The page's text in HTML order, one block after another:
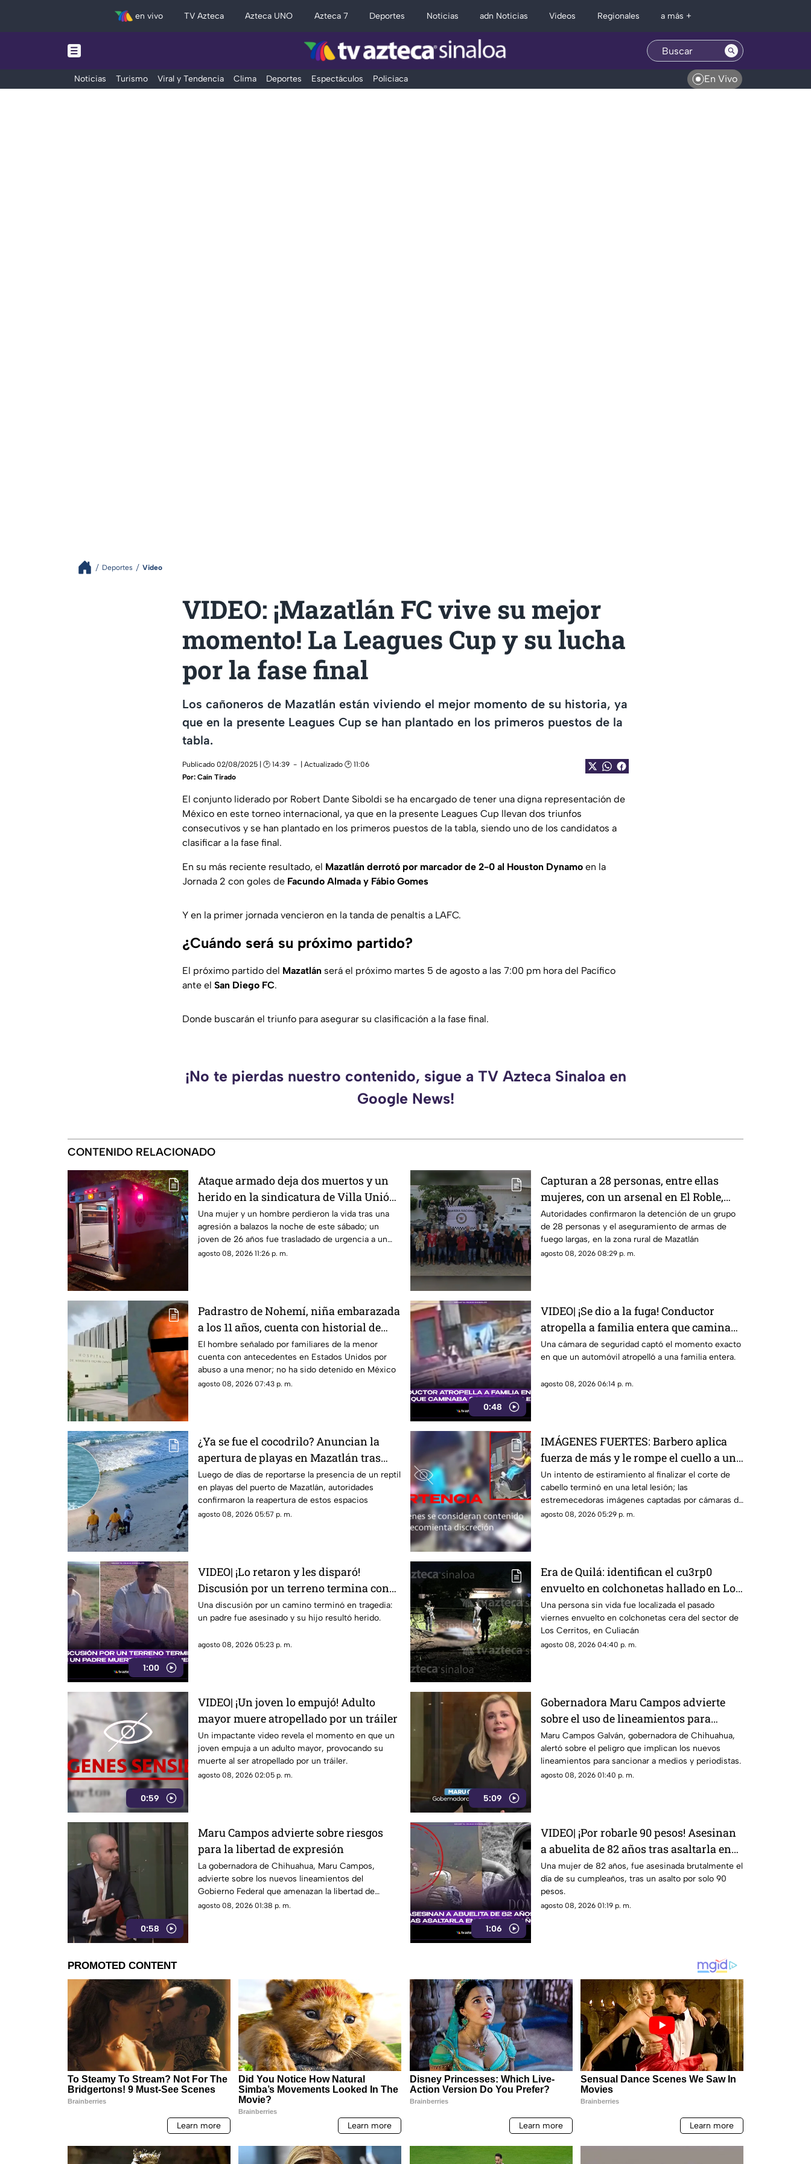
en vivo TV Azteca Azteca UNO Azteca 7 Deportes Noticias adn Noticias Videos Regionales a más +
Noticias Turismo Viral y Tendencia Clima Deportes Espectáculos Policiaca En Vivo
Deportes Video
VIDEO: ¡Mazatlán FC vive su mejor
momento! La Leagues Cup y su lucha
por la fase final
Los cañoneros de Mazatlán están viviendo el mejor momento de su historia, ya
que en la presente Leagues Cup se han plantado en los primeros puestos de la
tabla.
Publicado 02/08/2025 | 🕑 14:39
| Actualizado 🕑 11:06
Por: Caín Tirado
El conjunto liderado por Robert Dante Siboldi se ha encargado de tener una digna representación de
México en este torneo internacional, ya que en la presente Leagues Cup llevan dos triunfos
consecutivos y se han plantado en los primeros puestos de la tabla, siendo uno de los candidatos a
clasificar a la fase final.
En su más reciente resultado, el Mazatlán derrotó por marcador de 2-0 al Houston Dynamo en la
Jornada 2 con goles de Facundo Almada y Fábio Gomes
Y en la primer jornada vencieron en la tanda de penaltis a LAFC.
¿Cuándo será su próximo partido?
El próximo partido del Mazatlán será el próximo martes 5 de agosto a las 7:00 pm hora del Pacífico
ante el San Diego FC.
Donde buscarán el triunfo para asegurar su clasificación a la fase final.
¡No te pierdas nuestro contenido, sigue a TV Azteca Sinaloa en
Google News!
CONTENIDO RELACIONADO
Ataque armado deja dos muertos y un
herido en la sindicatura de Villa Unión,
Mazatlán
Una mujer y un hombre perdieron la vida tras una
agresión a balazos la noche de este sábado; un
joven de 26 años fue trasladado de urgencia a un
hospital
agosto 08, 2026 11:26 p. m.
Capturan a 28 personas, entre ellas
mujeres, con un arsenal en El Roble,
Mazatlán
Autoridades confirmaron la detención de un grupo
de 28 personas y el aseguramiento de armas de
fuego largas, en la zona rural de Mazatlán
agosto 08, 2026 08:29 p. m.
Padrastro de Nohemí, niña embarazada
a los 11 años, cuenta con historial de
abus0; familiares lo acusan
El hombre señalado por familiares de la menor
cuenta con antecedentes en Estados Unidos por
abuso a una menor; no ha sido detenido en México
agosto 08, 2026 07:43 p. m.
0:48
VIDEO| ¡Se dio a la fuga! Conductor
atropella a familia entera que caminaba
sobre la calle
Una cámara de seguridad captó el momento exacto
en que un automóvil atropelló a una familia entera.
agosto 08, 2026 06:14 p. m.
¿Ya se fue el cocodrilo? Anuncian la
apertura de playas en Mazatlán tras
cuatro días cerradas
Luego de días de reportarse la presencia de un reptil
en playas del puerto de Mazatlán, autoridades
confirmaron la reapertura de estos espacios
agosto 08, 2026 05:57 p. m.
IMÁGENES FUERTES: Barbero aplica
fuerza de más y le rompe el cuello a un
cliente en pleno corte
Un intento de estiramiento al finalizar el corte de
cabello terminó en una letal lesión; las
estremecedoras imágenes captadas por cámaras de
seguridad se hicieron virales
agosto 08, 2026 05:29 p. m.
1:00
VIDEO| ¡Lo retaron y les disparó!
Discusión por un terreno termina con
un padre muerto y su hijo herido
Una discusión por un camino terminó en tragedia:
un padre fue asesinado y su hijo resultó herido.
agosto 08, 2026 05:23 p. m.
Era de Quilá: identifican el cu3rp0
envuelto en colchonetas hallado en Los
Cerritos, Culiacán
Una persona sin vida fue localizada el pasado
viernes envuelto en colchonetas cera del sector de
Los Cerritos, en Culiacán
agosto 08, 2026 04:40 p. m.
0:59
VIDEO| ¡Un joven lo empujó! Adulto
mayor muere atropellado por un tráiler
Un impactante video revela el momento en que un
joven empuja a un adulto mayor, provocando su
muerte al ser atropellado por un tráiler.
agosto 08, 2026 02:05 p. m.
5:09
Gobernadora Maru Campos advierte
sobre el uso de lineamientos para
sancionar a medios y periodistas
Maru Campos Galván, gobernadora de Chihuahua,
alertó sobre el peligro que implican los nuevos
lineamientos para sancionar a medios y periodistas.
agosto 08, 2026 01:40 p. m.
0:58
Maru Campos advierte sobre riesgos
para la libertad de expresión
La gobernadora de Chihuahua, Maru Campos,
advierte sobre los nuevos lineamientos del
Gobierno Federal que amenazan la libertad de
expresión.
agosto 08, 2026 01:38 p. m.
1:06
VIDEO| ¡Por robarle 90 pesos! Asesinan
a abuelita de 82 años tras asaltarla en
su cumpleaños
Una mujer de 82 años, fue asesinada brutalmente el
día de su cumpleaños, tras un asalto por solo 90
pesos.
agosto 08, 2026 01:19 p. m.